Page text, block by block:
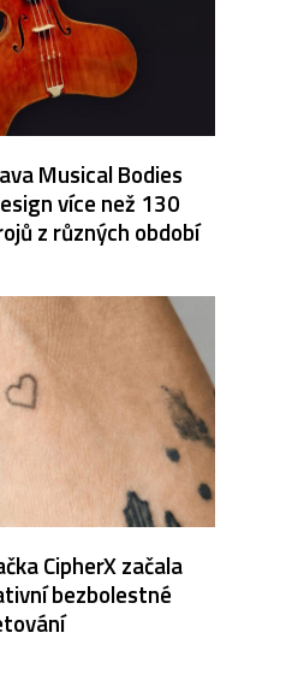
Musical Bodies
více než 130
z různých období
CipherX začala
bezbolestné